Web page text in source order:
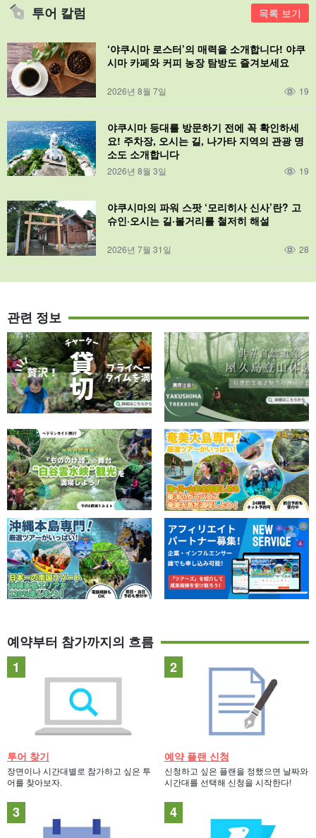
투어 칼럼 목록 보기
‘야쿠시마 로스터’의 매력을 소개합니다! 야쿠
시마 카페와 커피 농장 탐방도 즐겨보세요
2026년 8월 7일 19
야쿠시마 등대를 방문하기 전에 꼭 확인하세
요! 주차장, 오시는 길, 나가타 지역의 관광 명
소도 소개합니다
2026년 8월 3일 19
야쿠시마의 파워 스팟 ‘모리히사 신사’란? 고
슈인·오시는 길·볼거리를 철저히 해설
2026년 7월 31일 28
관련 정보
예약부터 참가까지의 흐름
투어 찾기
장면이나 시간대별로 참가하고 싶은 투
어를 찾아보자.
예약 플랜 신청
신청하고 싶은 플랜을 정했으면 날짜와
시간대를 선택해 신청을 시작한다!